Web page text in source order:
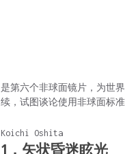
是第六个非球面镜片，为世
续，试图谈论使用非球面标准
Koichi Oshita
1，矢状昏迷眩光